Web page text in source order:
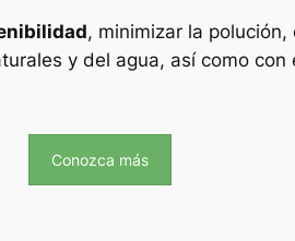
, minimizar la
y del agua, así como con
Conozca más